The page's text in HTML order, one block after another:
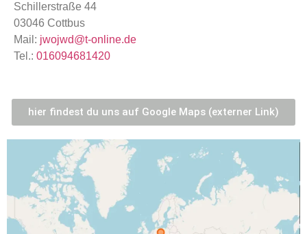
Schillerstraße 44
03046 Cottbus
Mail: jwojwd@t-online.de
Tel.: 016094681420
hier findest du uns auf Google Maps (externer Link)